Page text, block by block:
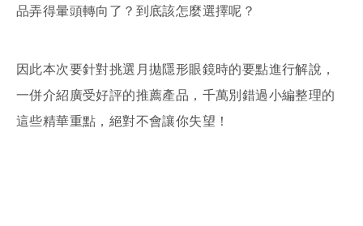
品弄得暈頭轉向了？到底該怎麼選擇呢？
因此本次要針對挑選月拋隱形眼鏡時的要點進行解說，
一併介紹廣受好評的推薦產品，千萬別錯過小編整理的
這些精華重點，絕對不會讓你失望！